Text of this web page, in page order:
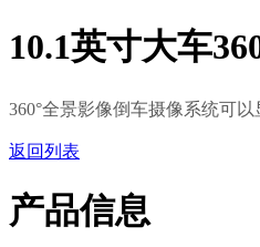
10.1英寸大车
360°全景影像倒车摄像系统可
返回列表
产品信息